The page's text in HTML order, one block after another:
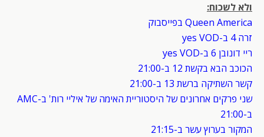
ולא לשכוח:
Queen America בפייסבוק
זרה 4 ב-yes VOD
ריי דונובן 6 ב-yes VOD
הכוכב הבא בקשת 12 ב-21:00
קשר השתיקה ברשת 13 ב-21:00
שני פרקים אחרונים של היסטוריית האימה של איליי רות' ב-AMC
ב-21:00
המקור בערוץ עשר ב-21:15